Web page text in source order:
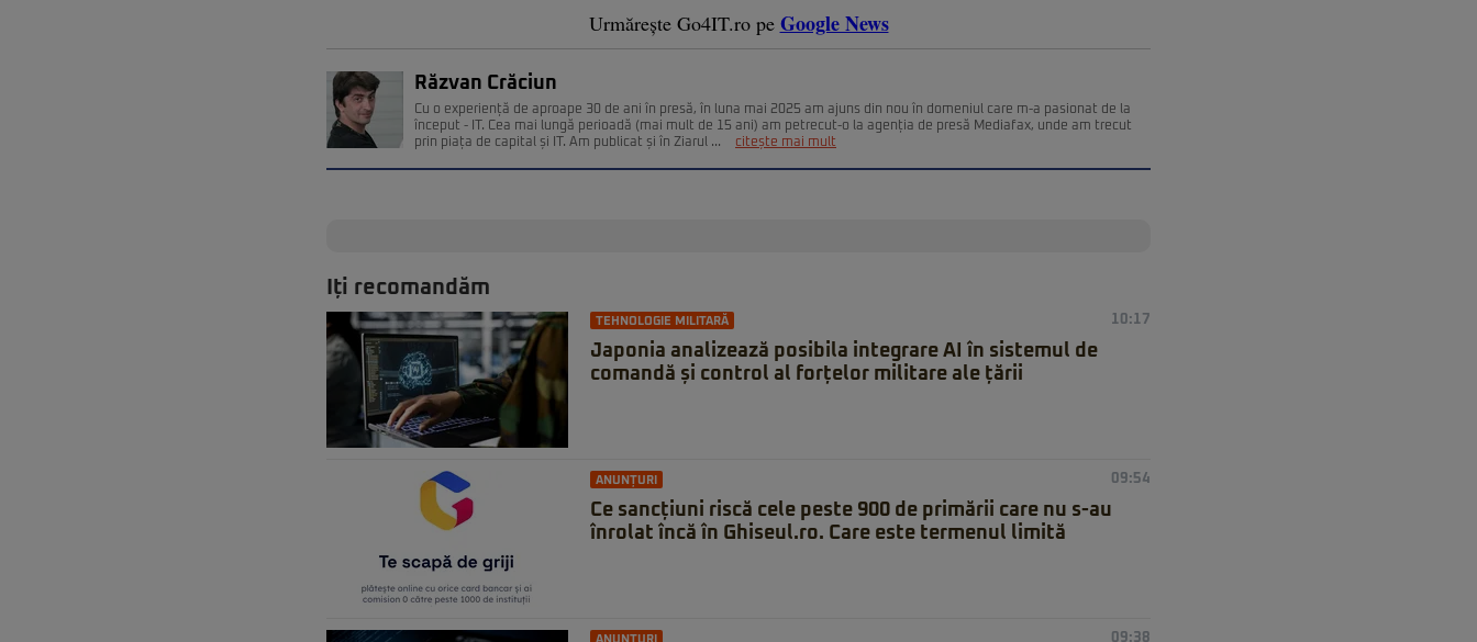
Urmărește Go4IT.ro pe Google News
Răzvan Crăciun
Cu o experiență de aproape 30 de ani în presă, în luna mai 2025 am ajuns din nou în domeniul care m-a pasionat de la
început - IT. Cea mai lungă perioadă (mai mult de 15 ani) am petrecut-o la agenția de presă Mediafax, unde am trecut
prin piața de capital și IT. Am publicat și în Ziarul ...
citește mai mult
Iți recomandăm
TEHNOLOGIE MILITARĂ 10:17
Japonia analizează posibila integrare AI în sistemul de
comandă și control al forțelor militare ale țării
ANUNȚURI 09:54
Ce sancțiuni riscă cele peste 900 de primării care nu s-au
înrolat încă în Ghiseul.ro. Care este termenul limită
ANUNȚURI 09:38